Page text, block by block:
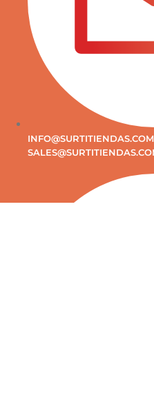
INFO@SURTITIENDAS.COM